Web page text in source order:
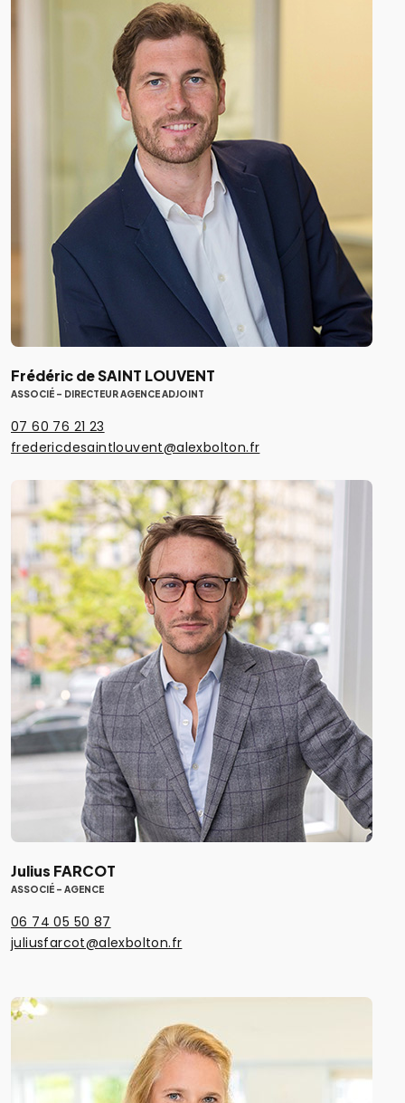
Frédéric de SAINT LOUVENT
ASSOCIÉ - DIRECTEUR AGENCE ADJOINT
07 60 76 21 23
fredericdesaintlouvent@alexbolton.fr
Julius FARCOT
ASSOCIÉ - AGENCE
06 74 05 50 87
juliusfarcot@alexbolton.fr